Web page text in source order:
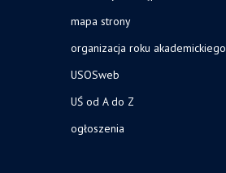
mapa strony
organizacja roku akademickiego
USOSweb
UŚ od A do Z
ogłoszenia